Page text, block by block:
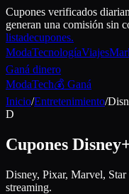
Cupones verificados
generan una comisión sin
listadecupones.
ModaTecnologíaViajes
Ganá dinero
ModaTech💰 Ganá
Inicio/Entretenimiento/
D
Cupones
Disney, Pixar, Marvel,
streaming.